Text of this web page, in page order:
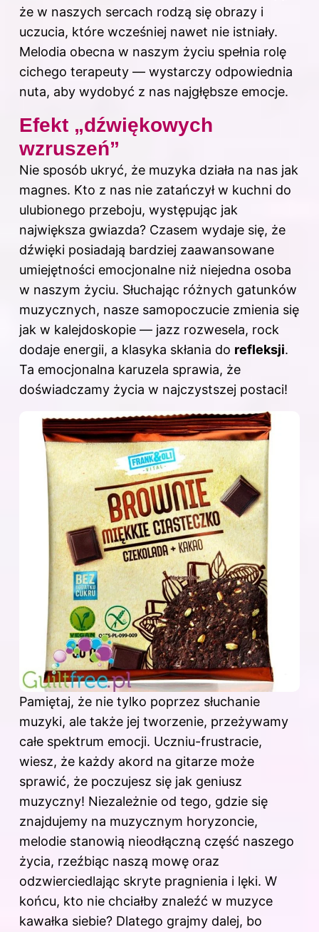
że w naszych sercach rodzą się obrazy i
uczucia, które wcześniej nawet nie istniały.
Melodia obecna w naszym życiu spełnia rolę
cichego terapeuty — wystarczy odpowiednia
nuta, aby wydobyć z nas najgłębsze emocje.
Efekt „dźwiękowych
wzruszeń”
Nie sposób ukryć, że muzyka działa na nas jak
magnes. Kto z nas nie zatańczył w kuchni do
ulubionego przeboju, występując jak
największa gwiazda? Czasem wydaje się, że
dźwięki posiadają bardziej zaawansowane
umiejętności emocjonalne niż niejedna osoba
w naszym życiu. Słuchając różnych gatunków
muzycznych, nasze samopoczucie zmienia się
jak w kalejdoskopie — jazz rozwesela, rock
dodaje energii, a klasyka skłania do refleksji.
Ta emocjonalna karuzela sprawia, że
doświadczamy życia w najczystszej postaci!
Pamiętaj, że nie tylko poprzez słuchanie
muzyki, ale także jej tworzenie, przeżywamy
całe spektrum emocji. Uczniu-frustracie,
wiesz, że każdy akord na gitarze może
sprawić, że poczujesz się jak geniusz
muzyczny! Niezależnie od tego, gdzie się
znajdujemy na muzycznym horyzoncie,
melodie stanowią nieodłączną część naszego
życia, rzeźbiąc naszą mowę oraz
odzwierciedlając skryte pragnienia i lęki. W
końcu, kto nie chciałby znaleźć w muzyce
kawałka siebie? Dlatego grajmy dalej, bo